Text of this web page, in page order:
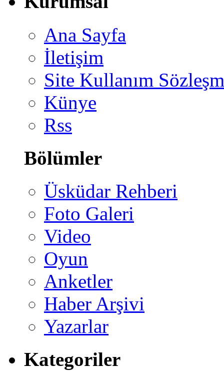
Ana Sayfa
İletişim
Site Kullanım
Künye
Rss
Bölümler
Üsküdar Rehberi
Foto Galeri
Video
Oyun
Anketler
Haber Arşivi
Yazarlar
Kategoriler